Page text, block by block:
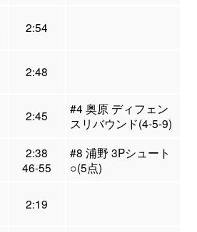
2:54
2:48
2:45
#4 奥原 ディフェン
スリバウンド(4-5-9)
2:38
46-55
#8 浦野 3Pシュート
○(5点)
2:19